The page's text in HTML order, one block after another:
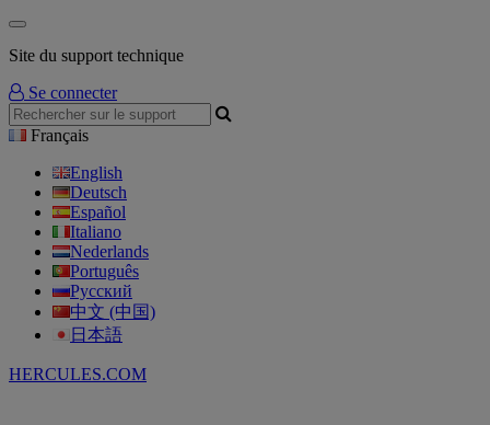
Site du support technique
Se connecter
Français
English
Deutsch
Español
Italiano
Nederlands
Português
Русский
中文 (中国)
日本語
HERCULES.COM